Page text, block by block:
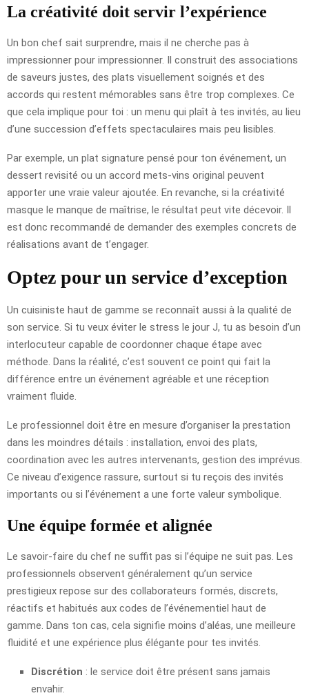
La créativité doit servir l’expérience
Un bon chef sait surprendre, mais il ne cherche pas à
impressionner pour impressionner. Il construit des associations
de saveurs justes, des plats visuellement soignés et des
accords qui restent mémorables sans être trop complexes. Ce
que cela implique pour toi : un menu qui plaît à tes invités, au lieu
d’une succession d’effets spectaculaires mais peu lisibles.
Par exemple, un plat signature pensé pour ton événement, un
dessert revisité ou un accord mets-vins original peuvent
apporter une vraie valeur ajoutée. En revanche, si la créativité
masque le manque de maîtrise, le résultat peut vite décevoir. Il
est donc recommandé de demander des exemples concrets de
réalisations avant de t’engager.
Optez pour un service d’exception
Un cuisiniste haut de gamme se reconnaît aussi à la qualité de
son service. Si tu veux éviter le stress le jour J, tu as besoin d’un
interlocuteur capable de coordonner chaque étape avec
méthode. Dans la réalité, c’est souvent ce point qui fait la
différence entre un événement agréable et une réception
vraiment fluide.
Le professionnel doit être en mesure d’organiser la prestation
dans les moindres détails : installation, envoi des plats,
coordination avec les autres intervenants, gestion des imprévus.
Ce niveau d’exigence rassure, surtout si tu reçois des invités
importants ou si l’événement a une forte valeur symbolique.
Une équipe formée et alignée
Le savoir-faire du chef ne suffit pas si l’équipe ne suit pas. Les
professionnels observent généralement qu’un service
prestigieux repose sur des collaborateurs formés, discrets,
réactifs et habitués aux codes de l’événementiel haut de
gamme. Dans ton cas, cela signifie moins d’aléas, une meilleure
fluidité et une expérience plus élégante pour tes invités.
Discrétion : le service doit être présent sans jamais
envahir.